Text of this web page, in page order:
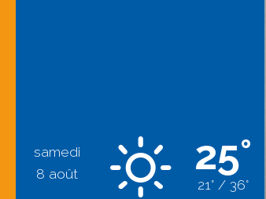
samedi
8 août
25°
21° / 36°